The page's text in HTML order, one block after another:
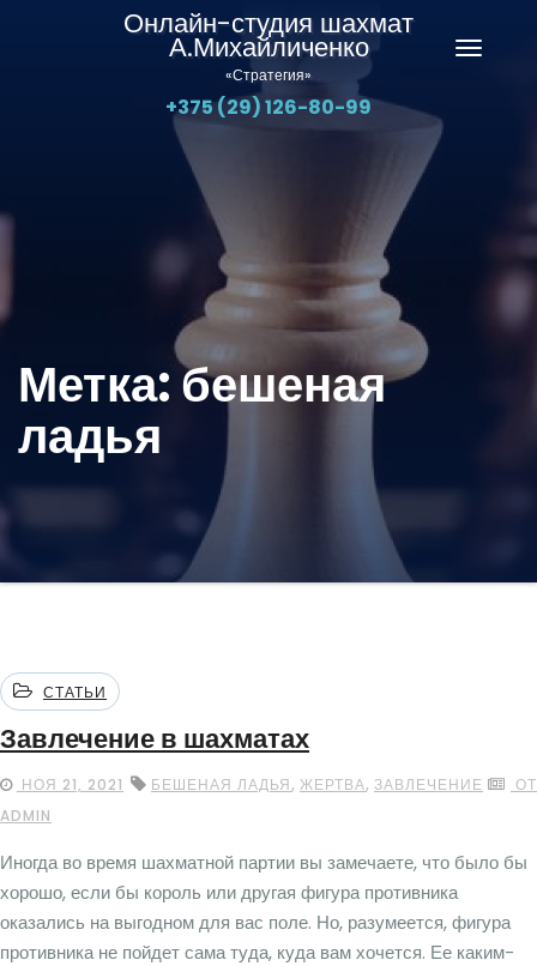
Онлайн-студия шахмат
А.Михайличенко
«Стратегия»
+375 (29) 126-80-99
Метка:бешеная
ладья
СТАТЬИ
Завлечение в шахматах
НОЯ 21, 2021 БЕШЕНАЯ ЛАДЬЯ, ЖЕРТВА, ЗАВЛЕЧЕНИЕ
ОТ
ADMIN
Иногда во время шахматной партии вы замечаете, что было бы
хорошо, если бы король или другая фигура противника
оказались на выгодном для вас поле. Но, разумеется, фигура
противника не пойдет сама туда, куда вам хочется. Ее каким-